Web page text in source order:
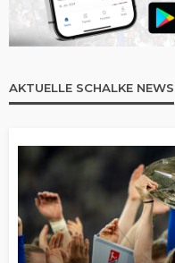
AKTUELLE SCHALKE NEWS